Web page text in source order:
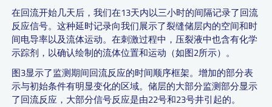
在回流开始几天后，我们在13天内以三小时的间隔记录了回流
反应信号。这种延时记录向我们展示了裂缝储层内的空间和时
间电导率以及流体运动。在刺激过程中，压裂液中也含有化学
示踪剂，以确认绘制的流体位置和运动（如图2所示）。
图3显示了监测期间回流反应的时间顺序框架。增加的部分表
示与初始条件有明显变化的区域。储层的大部分监测部分显示
了回流反应，大部分信号反应是由22号和23号井引起的。